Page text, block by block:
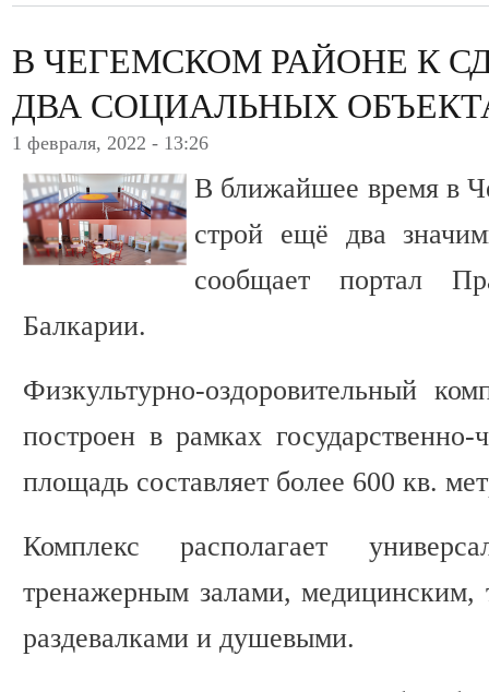
В ЧЕГЕМСКОМ РАЙОНЕ К
ДВА СОЦИАЛЬНЫХ
1 февраля, 2022 - 13:26
В ближайшее время в
строй ещё два
сообщает портал
Балкарии.
Физкультурно-оздоровительный
построен в рамках государственно-
площадь составляет более 600 кв.
Комплекс располагает
тренажерным залами, медицинским,
раздевалками и душевыми.